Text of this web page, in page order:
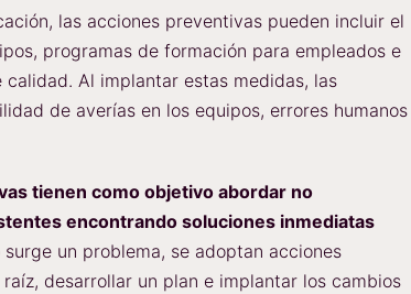
las acciones preventivas pueden incluir el
programas de formación para empleados e
Al implantar estas medidas, las
de averías en los equipos, errores humanos
tienen como objetivo abordar no
encontrando soluciones inmediatas
surge un problema, se adoptan acciones
desarrollar un plan e implantar los cambios